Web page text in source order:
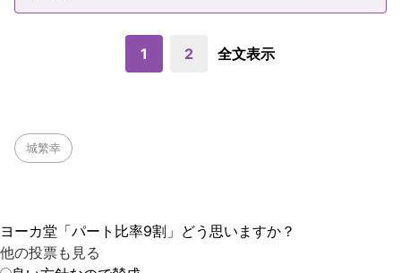
1 2 全文表示
城繁幸
ヨーカ堂「パート比率9割」どう思いますか？
他の投票も見る